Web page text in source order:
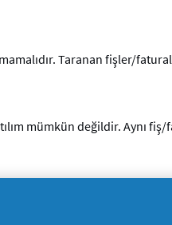
Taranan fişler/
mümkün değildir. Aynı